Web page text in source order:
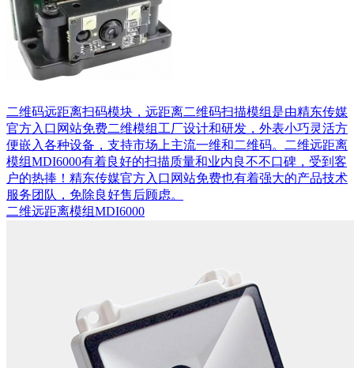
二维码远距离扫码模块，远距离二维码扫描模组是由精东传媒
官方入口网站免费二维模组工厂设计和研发，外表小巧灵活方
便嵌入各种设备，支持市场上主流一维和二维码。二维远距离
模组MDI6000有着良好的扫描质量和业内良不不口碑，受到客
户的热捧！精东传媒官方入口网站免费也有着强大的产品技术
服务团队，免除良好售后顾虑。
二维远距离模组MDI6000